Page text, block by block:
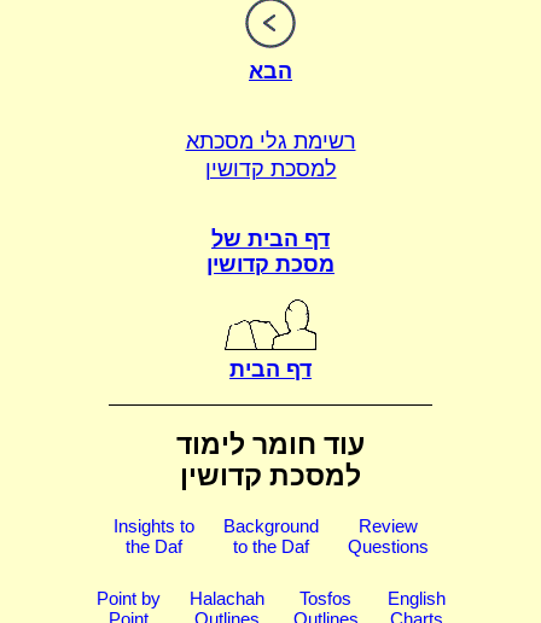
הבא
רשימת גלי מסכתא
למסכת קדושין
דף הבית של
מסכת קדושין
דף הבית
עוד חומר לימוד
למסכת קדושין
Insights to
the Daf
Background
to the Daf
Review
Questions
Point by
Point
Halachah
Outlines
Tosfos
Outlines
English
Charts